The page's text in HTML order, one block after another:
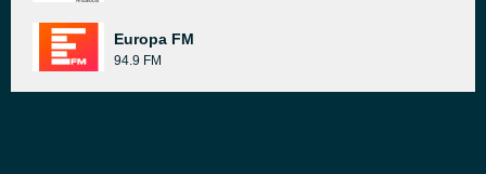
Europa FM
94.9 FM